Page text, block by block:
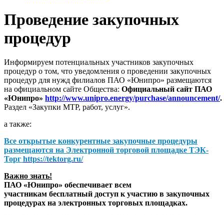
Проведение закупочных
процедур
Информируем потенциальных участников закупочных
процедур о том, что уведомления о проведении закупочных
процедур для нужд филиалов ПАО «Юнипро» размещаются
на официальном сайте Общества: Официальный сайт ПАО
«Юнипро» http://www.unipro.energy/purchase/announcement/.
Раздел «Закупки МТР, работ, услуг».
а также:
Все открытые конкурентные закупочные процедуры
размещаются на Электронной торговой площадке ТЭК-
Торг https://tektorg.ru/
Важно знать!
ПАО «Юнипро» обеспечивает всем
участникам бесплатный доступ к участию в закупочных
процедурах на электронных торговых площадках.